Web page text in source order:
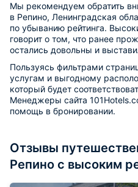
Мы рекомендуем обратить
в Репино, Ленинградская
по убыванию рейтинга.
говорит о том, что ранее
остались довольны и
Пользуясь фильтрами
услугам и выгодному
который будет
Менеджеры сайта
помощь в бронировании.
Отзывы
Репино с высоким